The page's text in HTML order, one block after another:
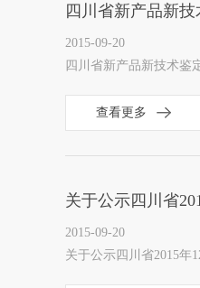
四川省新产品新
2015-09-20
四川省新产品新技术鉴
查看更多
关于公示四川省
2015-09-20
关于公示四川省2015年